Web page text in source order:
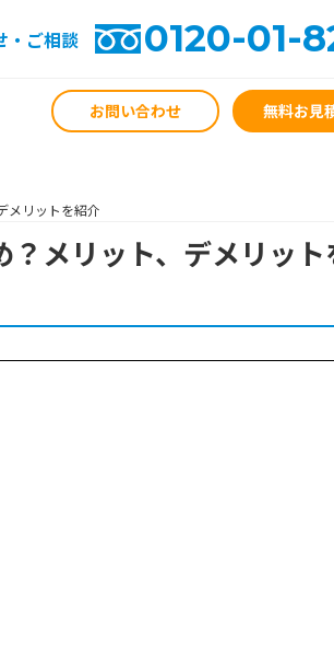
・ご相談 0120-01-
お問い合わせ 無料お見
メリットを紹介
メリット、デメリット